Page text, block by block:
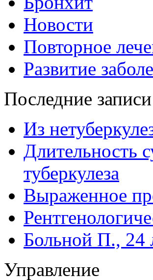
Новости
Повторное
Развитие
Последние записи
Из
Длительность
туберкулеза
Выраженное
Больной П., 24
Управление